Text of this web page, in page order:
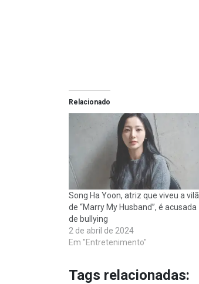
Relacionado
Song Ha Yoon, atriz que viveu a vilã
de “Marry My Husband”, é acusada
de bullying
2 de abril de 2024
Em "Entretenimento"
Tags relacionadas: